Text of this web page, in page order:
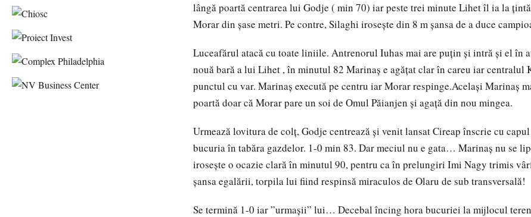
lângă poartă centrarea lui Godje ( min 70) iar peste trei minute Lihet îl ia la
Morar din șase metri. Pe contre, Silaghi irosește din 8 m șansa de a duce
Luceafărul atacă cu toate liniile. Antrenorul Iuhas mai are puțin și intră și el în
nouă bară a lui Lihet , în minutul 82 Marinaș e agățat clar în careu iar centralul
punctul cu var. Marinaș execută pe centru iar Morar respinge.Același Marinaș
poartă doar că Morar pare un soi de Omul Păianjen și agață din nou mingea.
Urmează lovitura de colț, Godje centrează și venit lansat Cireap înscrie cu
bucuria în tabăra gazdelor. 1-0 min 83. Dar meciul nu e gata… Marinaș nu se
irosește o ocazie clară în minutul 90, pentru ca în prelungiri Imi Nagy trimis
șansa egalării, torpila lui fiind respinsă miraculos de Olaru de sub transversală!
Se termină 1-0 iar ”urmașii” lui… Decebal încing hora bucuriei la mijlocul